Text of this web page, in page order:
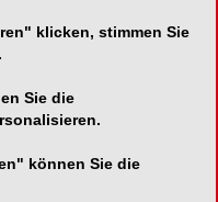
klicken, stimmen Sie
Sie die
können Sie die